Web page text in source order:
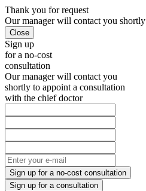
Thank you for request
Our manager will contact you shortly
Sign up
for a no-cost
consultation
Our manager will contact you
shortly to appoint a consultation
with the chief doctor